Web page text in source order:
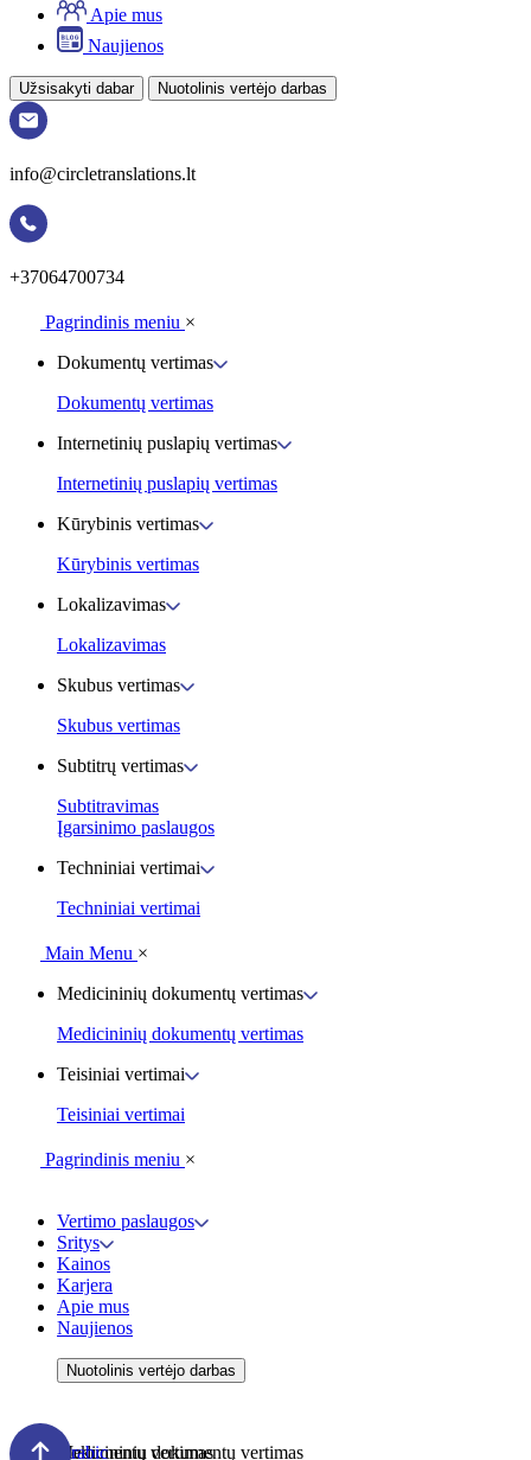
Apie mus
Naujienos
Užsisakyti dabar Nuotolinis vertėjo darbas
info@circletranslations.lt
+37064700734
Pagrindinis meniu ×
Dokumentų vertimas
Dokumentų vertimas
Internetinių puslapių vertimas
Internetinių puslapių vertimas
Kūrybinis vertimas
Kūrybinis vertimas
Lokalizavimas
Lokalizavimas
Skubus vertimas
Skubus vertimas
Subtitrų vertimas
Subtitravimas
Įgarsinimo paslaugos
Techniniai vertimai
Techniniai vertimai
Main Menu ×
Medicininių dokumentų vertimas
Medicininių dokumentų vertimas
Teisiniai vertimai
Teisiniai vertimai
Pagrindinis meniu ×
Vertimo paslaugos
Sritys
Kainos
Karjera
Apie mus
Naujienos
Nuotolinis vertėjo darbas
Dokumentų vertimas
Medicininių dokumentų vertimas
Arabic